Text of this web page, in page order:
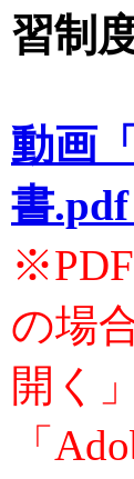
習制
動画
書
の場
開く
「